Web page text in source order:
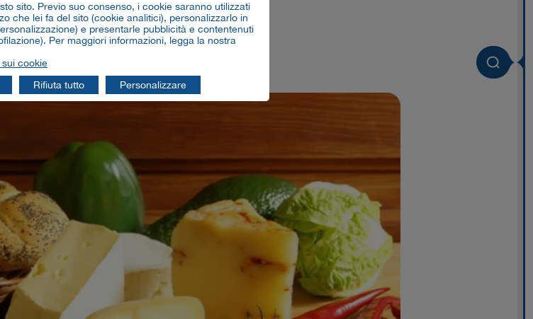
sito. Previo suo consenso, i cookie saranno utilizzati
che lei fa del sito (cookie analitici), personalizzarlo in
e presentarle pubblicità e contentenuti
Per maggiori informazioni, legga la nostra
cookie
Rifiuta tutto Personalizzare